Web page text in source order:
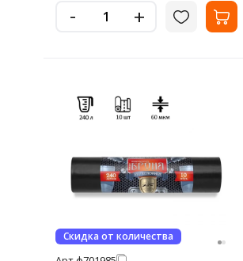
- +
Скидка от количества